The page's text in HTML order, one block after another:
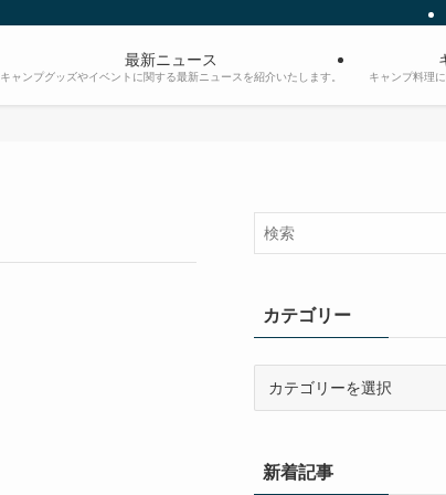
最新ニュース
キャンプグッズやイベントに関する最新ニュースを紹介いたします。 キャンプ料理
カテゴリー
ー新着記事